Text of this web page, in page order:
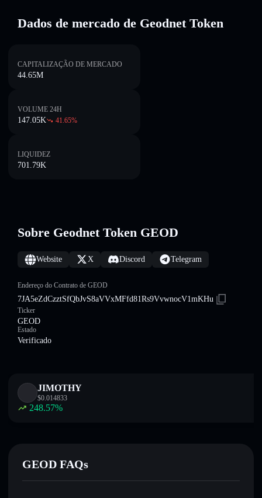
Dados de mercado de Geodnet Token
CAPITALIZAÇÃO DE MERCADO
44.65M
VOLUME 24H
147.05K 41.65%
LIQUIDEZ
701.79K
Sobre Geodnet Token GEOD
Website X Discord Telegram
Endereço do Contrato de GEOD
7JA5eZdCzztSfQbJvS8aVVxMFfd81Rs9VvwnocV1mKHu
Ticker
GEOD
Estado
Verificado
JIMOTHY
$0.014833
248.57%
GEOD FAQs